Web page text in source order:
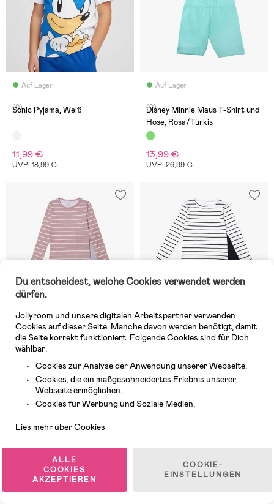
Auf Lager
(0)
Sonic Pyjama, Weiß
11,99 €
UVP: 18,99 €
Auf Lager
(0)
Disney Minnie Maus T-Shirt und
Hose, Rosa/Türkis
13,99 €
UVP: 26,99 €
Auf Lager
Luca & Lola Emma Schlafanzug,
Pink Stripes
18,99 €
UVP: 20,16 €
Auf Lager
White Stripes
1
Du entscheidest, welche Cookies verwendet werden
dürfen.
Jollyroom und unsere digitalen Arbeitspartner verwenden
Cookies auf dieser Seite. Manche davon werden benötigt, damit
die Seite korrekt funktioniert. Folgende Cookies sind für Dich
wählbar:
Cookies zur Analyse der Anwendung unserer Webseite.
Cookies, die ein maßgeschneidertes Erlebnis unserer
Webseite ermöglichen.
Cookies für Werbung und Soziale Medien.
Lies mehr über Cookies
ALLE
COOKIES
AKZEPTIEREN
COOKIE-
EINSTELLUNGEN